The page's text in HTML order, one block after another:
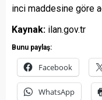
inci maddesine göre
Kaynak: ilan.gov.tr
Bunu paylaş:
Facebook
WhatsApp